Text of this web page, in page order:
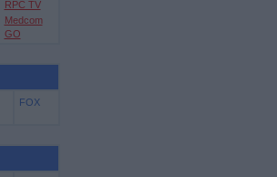
RPC TV
Medcom
GO
FOX